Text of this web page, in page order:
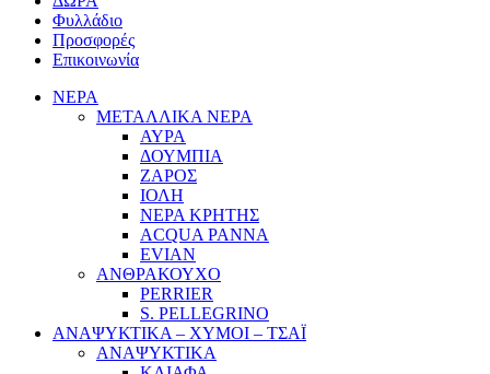
Φυλλάδιο
Προσφορές
Επικοινωνία
ΝΕΡΑ
ΜΕΤΑΛΛΙΚΑ ΝΕΡΑ
ΑΥΡΑ
ΔΟΥΜΠΙΑ
ΖΑΡΟΣ
ΙΟΛΗ
ΝΕΡΑ ΚΡΗΤΗΣ
ACQUA PANNA
EVIAN
ΑΝΘΡΑΚΟΥΧΟ
PERRIER
S. PELLEGRINO
ΑΝΑΨΥΚΤΙΚΑ – ΧΥΜΟΙ – ΤΣΑΪ
ΑΝΑΨΥΚΤΙΚΑ